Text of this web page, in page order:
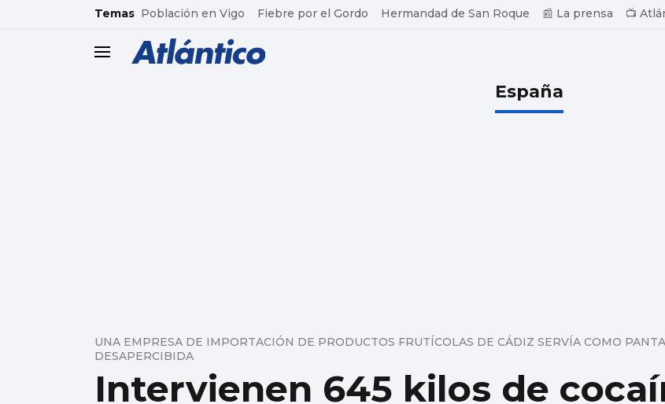
common.go-to-content
Temas Población en Vigo Fiebre por el Gordo Hermandad de San Roque 📰 La prensa 📺
header.menu.open
España
Intervienen 645 kilos de
UNA EMPRESA DE IMPORTACIÓN DE PRODUCTOS FRUTÍCOLAS DE CÁDIZ SERVÍA COMO
DESAPERCIBIDA